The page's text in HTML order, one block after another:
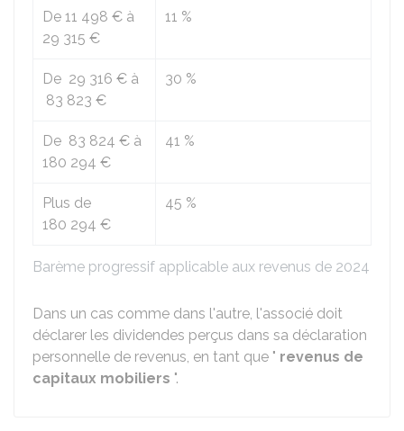
Barème progressif applicable aux revenus de 2024
De 11 498 € à
29 315 €
11 %
De 29 316 € à
83 823 €
30 %
De 83 824 € à
180 294 €
41 %
Plus de
180 294 €
45 %
Dans un cas comme dans l'autre, l'associé doit
déclarer les dividendes perçus dans sa déclaration
personnelle de revenus, en tant que " revenus de
capitaux mobiliers ".